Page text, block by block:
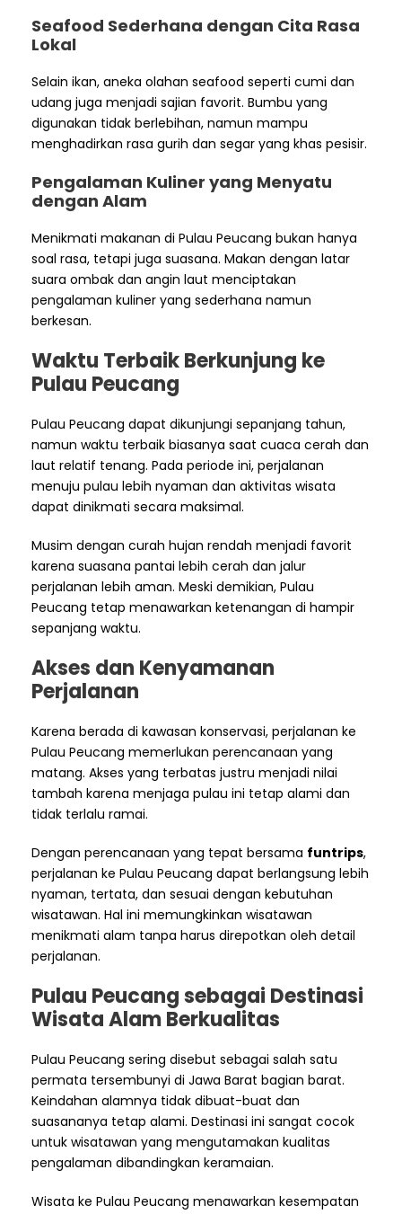
Seafood Sederhana dengan Cita Rasa
Lokal
Selain ikan, aneka olahan seafood seperti cumi dan
udang juga menjadi sajian favorit. Bumbu yang
digunakan tidak berlebihan, namun mampu
menghadirkan rasa gurih dan segar yang khas pesisir.
Pengalaman Kuliner yang Menyatu
dengan Alam
Menikmati makanan di Pulau Peucang bukan hanya
soal rasa, tetapi juga suasana. Makan dengan latar
suara ombak dan angin laut menciptakan
pengalaman kuliner yang sederhana namun
berkesan.
Waktu Terbaik Berkunjung ke
Pulau Peucang
Pulau Peucang dapat dikunjungi sepanjang tahun,
namun waktu terbaik biasanya saat cuaca cerah dan
laut relatif tenang. Pada periode ini, perjalanan
menuju pulau lebih nyaman dan aktivitas wisata
dapat dinikmati secara maksimal.
Musim dengan curah hujan rendah menjadi favorit
karena suasana pantai lebih cerah dan jalur
perjalanan lebih aman. Meski demikian, Pulau
Peucang tetap menawarkan ketenangan di hampir
sepanjang waktu.
Akses dan Kenyamanan
Perjalanan
Karena berada di kawasan konservasi, perjalanan ke
Pulau Peucang memerlukan perencanaan yang
matang. Akses yang terbatas justru menjadi nilai
tambah karena menjaga pulau ini tetap alami dan
tidak terlalu ramai.
Dengan perencanaan yang tepat bersama funtrips,
perjalanan ke Pulau Peucang dapat berlangsung lebih
nyaman, tertata, dan sesuai dengan kebutuhan
wisatawan. Hal ini memungkinkan wisatawan
menikmati alam tanpa harus direpotkan oleh detail
perjalanan.
Pulau Peucang sebagai Destinasi
Wisata Alam Berkualitas
Pulau Peucang sering disebut sebagai salah satu
permata tersembunyi di Jawa Barat bagian barat.
Keindahan alamnya tidak dibuat-buat dan
suasananya tetap alami. Destinasi ini sangat cocok
untuk wisatawan yang mengutamakan kualitas
pengalaman dibandingkan keramaian.
Wisata ke Pulau Peucang menawarkan kesempatan